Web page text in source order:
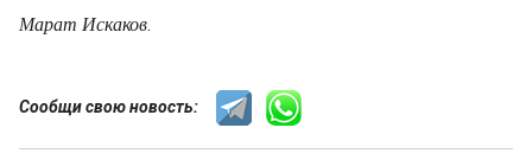
Марат Искаков.
Сообщи свою новость: